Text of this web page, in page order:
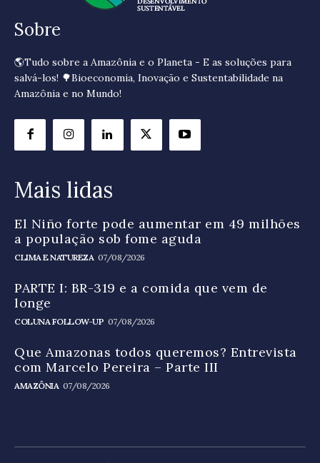
Sobre
🌎Tudo sobre a Amazônia e o Planeta - E as soluções para
salvá-los! 🌳Bioeconomia, Inovação e Sustentabilidade na
Amazônia e no Mundo!
Mais lidas
El Niño forte pode aumentar em 49 milhões
a população sob fome aguda
CLIMA E NATUREZA 07/08/2026
PARTE I: BR-319 e a comida que vem de
longe
COLUNA FOLLOW-UP 07/08/2026
Que Amazonas todos queremos? Entrevista
com Marcelo Pereira – Parte III
AMAZÔNIA 07/08/2026